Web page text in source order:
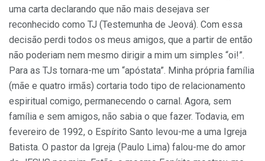
uma carta declarando que não mais desejava ser
reconhecido como TJ (Testemunha de Jeová). Com essa
decisão perdi todos os meus amigos, que a partir de então
não poderiam nem mesmo dirigir a mim um simples “oi!”.
Para as TJs tornara-me um “apóstata”. Minha própria família
(mãe e quatro irmãs) cortaria todo tipo de relacionamento
espiritual comigo, permanecendo o carnal. Agora, sem
família e sem amigos, não sabia o que fazer. Todavia, em
fevereiro de 1992, o Espírito Santo levou-me a uma Igreja
Batista. O pastor da Igreja (Paulo Lima) falou-me do amor